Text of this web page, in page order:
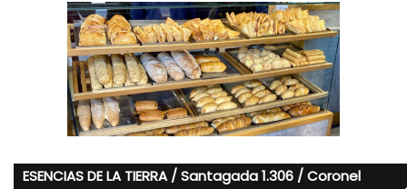
ESENCIAS DE LA TIERRA / Santagada 1.306 / Coronel